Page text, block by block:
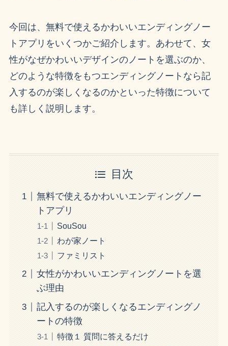
今回は、無料で使えるかわいいエンディングノー
トアプリをいくつかご紹介します。あわせて、女
性がなぜかわいいデザインのノートを選ぶのか、
どのような特徴をもつエンディングノートなら記
入するのが楽しくなるのかといった特徴について
も詳しく説明します。
目次
無料で使えるかわいいエンディングノー
トアプリ
SouSou
わが家ノート
ファミリスト
女性がかわいいエンディングノートを選
ぶ理由
記入するのが楽しくなるエンディングノ
ートの特徴
特徴１ 質問に答えるだけ